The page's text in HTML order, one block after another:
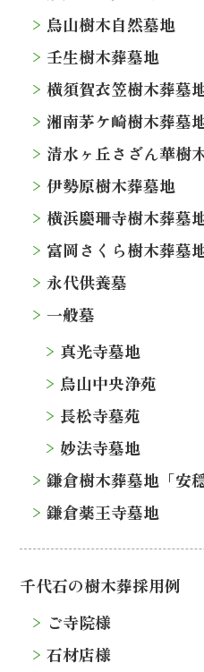
烏山樹木自然墓地
壬生樹木葬墓地
横須賀衣笠樹木葬墓
湘南茅ケ崎樹木葬墓
清水ヶ丘さざん華樹
伊勢原樹木葬墓地
横浜慶珊寺樹木葬墓
富岡さくら樹木葬墓
永代供養墓
一般墓
真光寺墓地
烏山中央浄苑
長松寺墓苑
妙法寺墓地
鎌倉樹木葬墓地「安穏
鎌倉薬王寺墓地
千代石の樹木葬採用例
ご寺院様
石材店様